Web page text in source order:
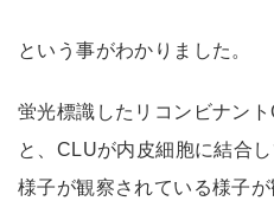
という事がわかりました。
蛍光標識したリコンビナン
と、CLUが内皮細胞に結合
様子が観察されている様子が